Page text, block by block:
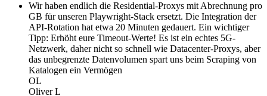
Wir haben endlich die Residential-Proxys mit Abrechnung pro
GB für unseren Playwright-Stack ersetzt. Die Integration der
API-Rotation hat etwa 20 Minuten gedauert. Ein wichtiger
Tipp: Erhöht eure Timeout-Werte! Es ist ein echtes 5G-
Netzwerk, daher nicht so schnell wie Datacenter-Proxys, aber
das unbegrenzte Datenvolumen spart uns beim Scraping von
Katalogen ein Vermögen
OL
Oliver L